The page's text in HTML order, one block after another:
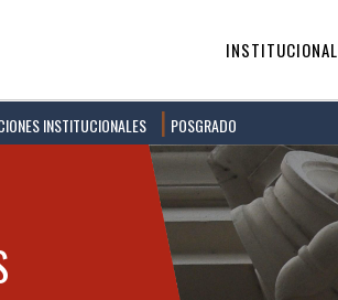
INSTITUCIONAL
INSTITUCIONALES POSGRADO